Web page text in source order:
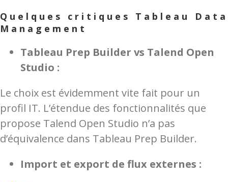
Quelques critiques Tableau Data
Management
Tableau Prep Builder vs Talend Open
Studio :
Le choix est évidemment vite fait pour un
profil IT. L’étendue des fonctionnalités que
propose Talend Open Studio n’a pas
d’équivalence dans Tableau Prep Builder.
Import et export de flux externes :